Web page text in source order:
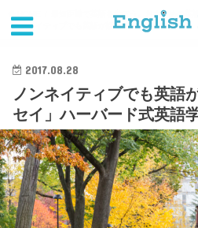
最短距離で英語を学ぼう。おすすめの英
ノンネイティブでも英語が話せる！「5行エッセイ
2017.08.28
ノンネイティブでも英語
セイ」ハーバード式英語